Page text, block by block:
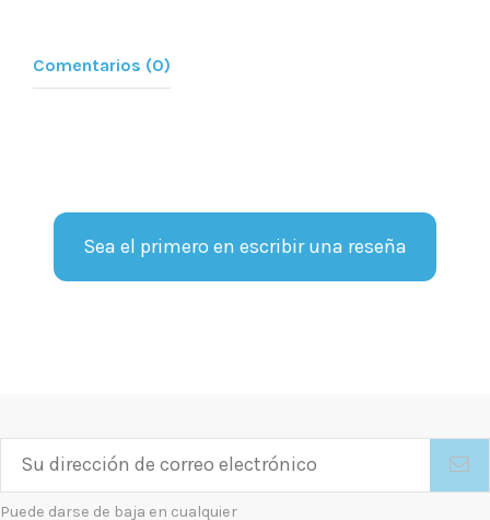
Comentarios (0)
Sea el primero en escribir una reseña
Puede darse de baja en cualquier